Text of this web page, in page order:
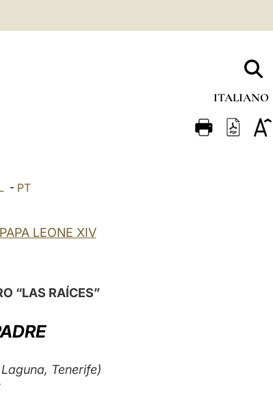
ITALIANO
FRANÇAIS
- PT
LEONE XIV
“LAS RAÍCES”
Tenerife)